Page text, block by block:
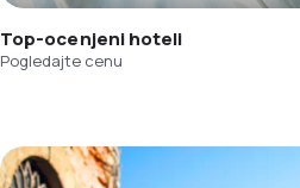
Top-ocenjeni hoteli
Pogledajte cenu